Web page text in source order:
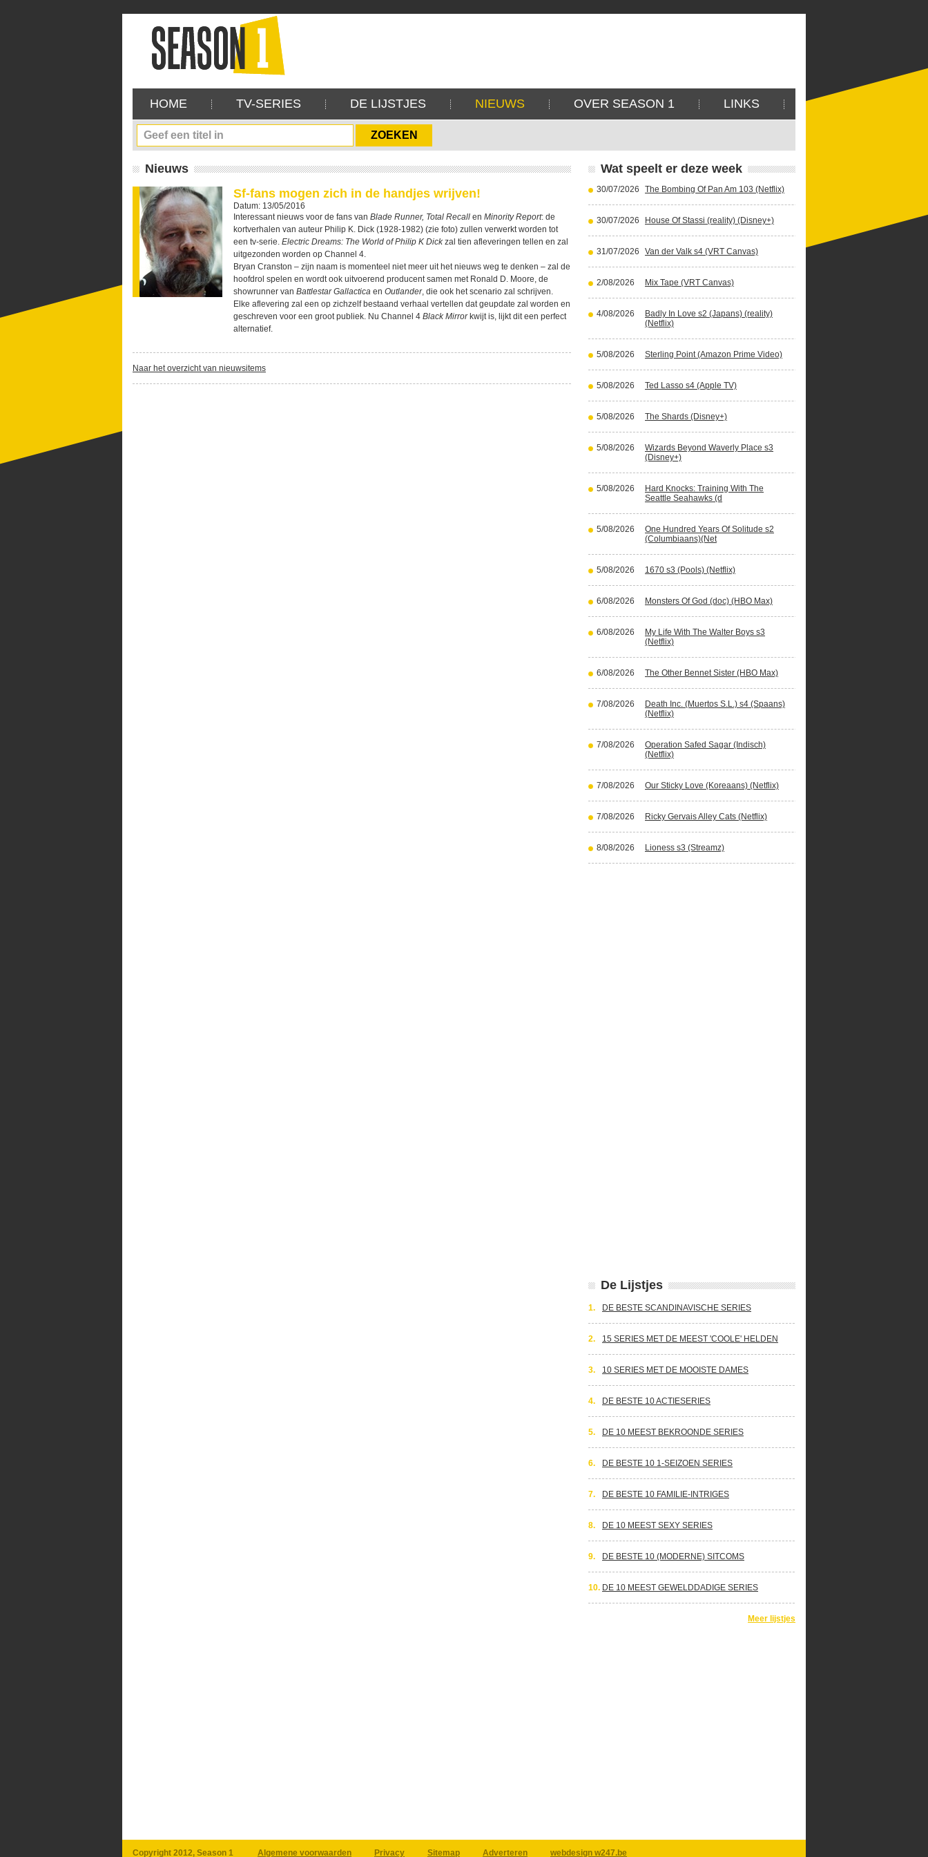
HOME TV-SERIES DE LIJSTJES NIEUWS OVER SEASON 1 LINKS
Nieuws
Sf-fans mogen zich in de handjes wrijven!
Datum: 13/05/2016
Interessant nieuws voor de fans van Blade Runner, Total Recall en Minority Report: de
kortverhalen van auteur Philip K. Dick (1928-1982) (zie foto) zullen verwerkt worden tot
een tv-serie. Electric Dreams: The World of Philip K Dickzal tien afleveringen tellen en zal
uitgezonden worden op Channel 4.
Bryan Cranston – zijn naam is momenteel niet meer uit het nieuws weg te denken – zal de
hoofdrol spelen en wordt ook uitvoerend producent samen met Ronald D. Moore, de
showrunner van Battlestar Gallactica en Outlander, die ook het scenario zal schrijven.
Elke aflevering zal een op zichzelf bestaand verhaal vertellen dat geupdate zal worden en
geschreven voor een groot publiek. Nu Channel 4 Black Mirror kwijt is, lijkt dit een perfect
alternatief.
Naar het overzicht van nieuwsitems
Wat speelt er deze week
30/07/2026 The Bombing Of Pan Am 103 (Netflix)
30/07/2026 House Of Stassi (reality) (Disney+)
31/07/2026 Van der Valk s4 (VRT Canvas)
2/08/2026 Mix Tape (VRT Canvas)
4/08/2026
Badly In Love s2 (Japans) (reality)
(Netflix)
5/08/2026 Sterling Point (Amazon Prime Video)
5/08/2026 Ted Lasso s4 (Apple TV)
5/08/2026 The Shards (Disney+)
5/08/2026
Wizards Beyond Waverly Place s3
(Disney+)
5/08/2026
Hard Knocks: Training With The
Seattle Seahawks (d
5/08/2026
One Hundred Years Of Solitude s2
(Columbiaans)(Net
5/08/2026 1670 s3 (Pools) (Netflix)
6/08/2026 Monsters Of God (doc) (HBO Max)
6/08/2026
My Life With The Walter Boys s3
(Netflix)
6/08/2026 The Other Bennet Sister (HBO Max)
7/08/2026
Death Inc. (Muertos S.L.) s4 (Spaans)
(Netflix)
7/08/2026
Operation Safed Sagar (Indisch)
(Netflix)
7/08/2026 Our Sticky Love (Koreaans) (Netflix)
7/08/2026 Ricky Gervais Alley Cats (Netflix)
8/08/2026 Lioness s3 (Streamz)
De Lijstjes
1. DE BESTE SCANDINAVISCHE SERIES
2. 15 SERIES MET DE MEEST 'COOLE' HELDEN
3. 10 SERIES MET DE MOOISTE DAMES
4. DE BESTE 10 ACTIESERIES
5. DE 10 MEEST BEKROONDE SERIES
6. DE BESTE 10 1-SEIZOEN SERIES
7. DE BESTE 10 FAMILIE-INTRIGES
8. DE 10 MEEST SEXY SERIES
9. DE BESTE 10 (MODERNE) SITCOMS
10. DE 10 MEEST GEWELDDADIGE SERIES
Meer lijstjes
Copyright 2012, Season 1 Algemene voorwaarden Privacy Sitemap Adverteren webdesign w247.be